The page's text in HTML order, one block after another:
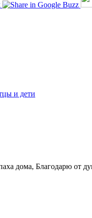
и дети
дома, Благодарю